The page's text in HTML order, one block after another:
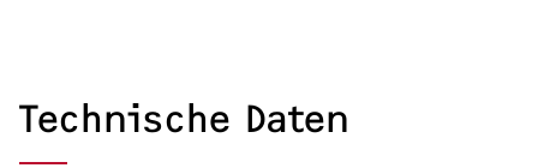
Technische Daten